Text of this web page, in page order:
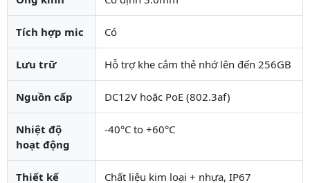
Tích hợp mic Có
Lưu trữ Hỗ trợ khe cắm thẻ nhớ lên đến 256GB
Nguồn cấp DC12V hoặc PoE (802.3af)
Nhiệt độ
hoạt động
-40°C to +60°C
Thiết kế Chất liệu kim loại + nhựa, IP67